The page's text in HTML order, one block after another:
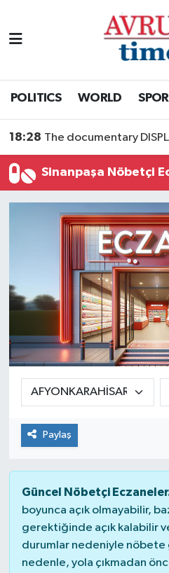
POLITICS WORLD
18:28 The documentary DISPLACED: A
Sinanpaşa Nöbetçi
Paylaş
Güncel Nöbetçi
boyunca açık olmayabilir,
gerektiğinde açık kalabilir
durumlar nedeniyle nöbete
nedenle, yola çıkmadan
Nöbetçi Eczaneler
Tüm Manşetler
Son Dakika Haberleri
Haber Arşivi